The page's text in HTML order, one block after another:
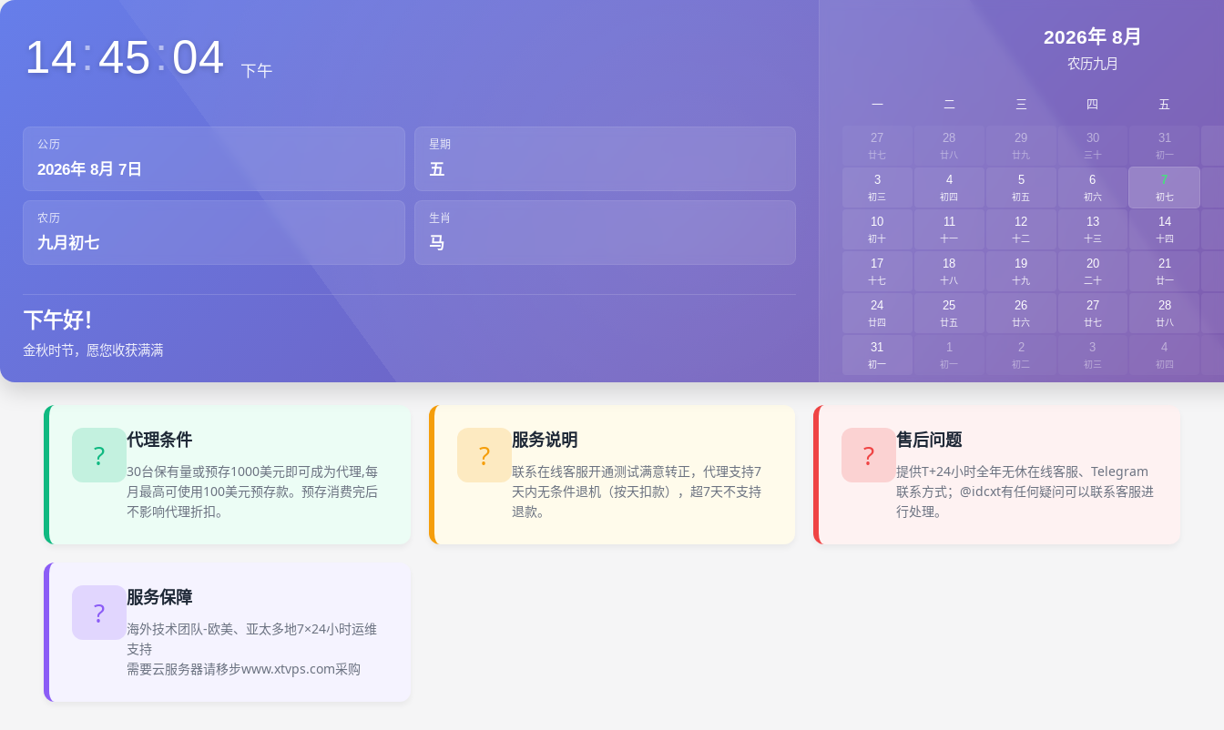
14:45:05 下午
公历
2026年 8月 7 日
星期
五
农历
九月初七
生肖
马
下午好！
金秋时节，愿您收获满满
2026年 8月
农历九月
一 二 三 四 五
27
廿七
28
廿八
29
廿九
30
三十
31
初一
3
初三
4
初四
5
初五
6
初六
7
初七
10
初十
11
十一
12
十二
13
十三
14
十四
17
十七
18
十八
19
十九
20
二十
21
廿一
24
廿四
25
廿五
26
廿六
27
廿七
28
廿八
31
初一
1
初一
2
初二
3
初三
4
初四
近期无特殊节日
? 代理条件
30台保有量或预存1000美元即可成为代理,每
月最高可使用100美元预存款。预存消费完后
不影响代理折扣。
? 服务说明
联系在线客服开通测试满意转正，代理支持7
天内无条件退机（按天扣款），超7天不支持
退款。
? 售后问题
提供T+24小时全年无休在线客服、Telegram
联系方式；@idcxt有任何疑问可以联系客服进
行处理。
? 服务保障
海外技术团队-欧美、亚太多地7×24小时运维
支持
需要云服务器请移步www.xtvps.com采购